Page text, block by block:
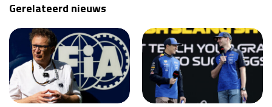
Gerelateerd nieuws